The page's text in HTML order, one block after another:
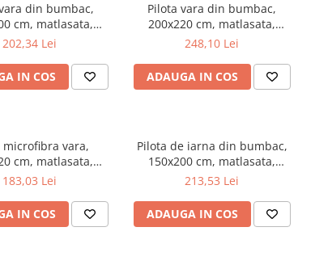
din bumbac,
cm, matlasata,
bilute siliconizate,
90°C, alb
202,34 Lei
IN COS
Pilota vara din bumbac,
200x220 cm, matlasata,
umplutura bilute siliconizate,
90°C, alb
248,10 Lei
ADAUGA IN COS
microfibra vara,
cm, matlasata,
usoara,
g/m², lavabila la
95°C, alb
183,03 Lei
IN COS
Pilota de iarna din bumbac,
150x200 cm, matlasata,
umplutura bilute siliconizate,
95°C, alb
213,53 Lei
ADAUGA IN COS